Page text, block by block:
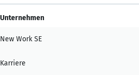
Unternehmen
New Work SE
Karriere